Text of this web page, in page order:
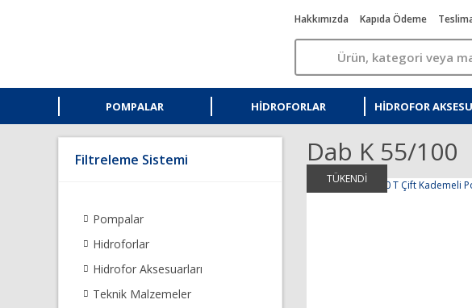
Hakkımızda Kapıda Ödeme
POMPALAR HIDROFORLAR HIDROFOR
Filtreleme Sistemi
Pompalar
Hidroforlar
Hidrofor Aksesuarları
Teknik Malzemeler
Dab K 55/100
TÜKENDİ